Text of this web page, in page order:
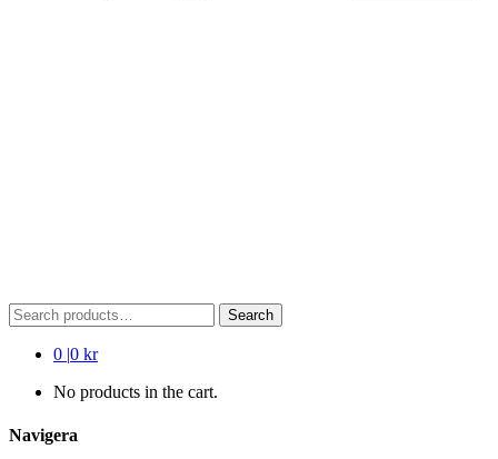
Search
for:
Search
0 |0 kr
No products in the cart.
Navigera